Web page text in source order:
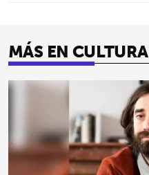
MÁS EN CULTURA